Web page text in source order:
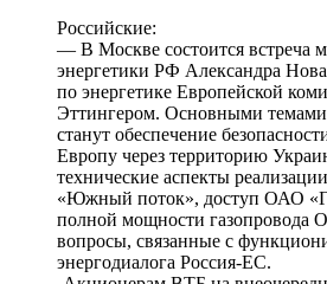
Российские:
— В Москве состоится встреча
энергетики РФ Александра
по энергетике Европейской
Эттингером. Основными
станут обеспечение
Европу через территорию
технические аспекты
«Южный поток», доступ ОАО
полной мощности газопровода
вопросы, связанные с
энергодиалога Россия-ЕС.